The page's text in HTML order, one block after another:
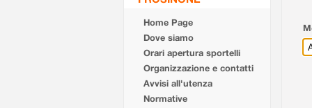
Home Page
Dove siamo
Orari apertura sportelli
Organizzazione e contatti
Avvisi all'utenza
Normative